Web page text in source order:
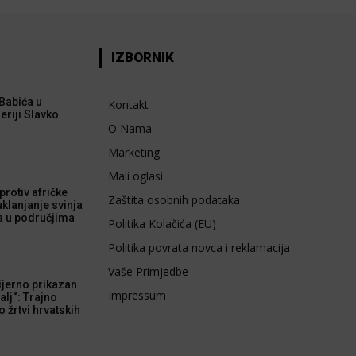
u
Slavko
afričke
svinja
u područjima
prikazan
Trajno
žrtvi hrvatskih
IZBORNIK
Kontakt
O Nama
Marketing
Mali oglasi
Zaštita osobnih podataka
Politika Kolačića (EU)
Politika povrata novca i reklamacija
Vaše Primjedbe
Impressum